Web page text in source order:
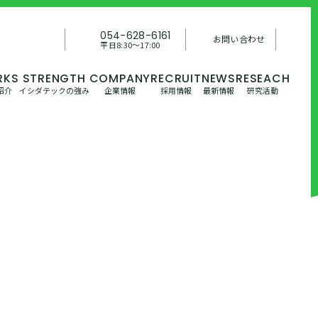
介 イシダテックの強み 企業情報 採用情報 最新情報 研究活動
054-628-6161
平日8:30〜17:00 お問い合わせ